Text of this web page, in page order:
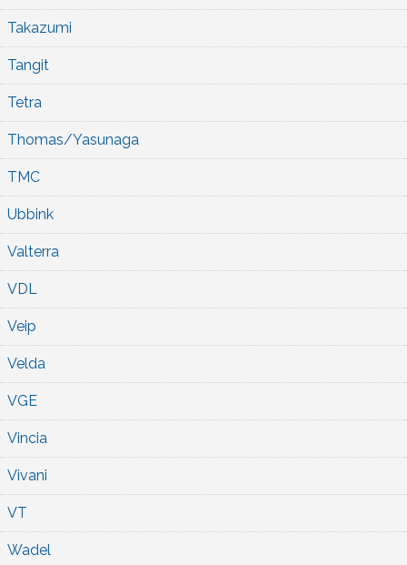
Takazumi
Tangit
Tetra
Thomas/Yasunaga
TMC
Ubbink
Valterra
VDL
Veip
Velda
VGE
Vincia
Vivani
VT
Wadel